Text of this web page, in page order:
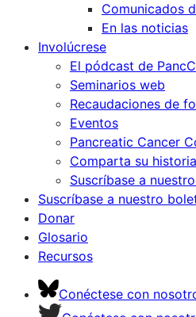
Comunicados
En las noticias
Involúcrese
El pódcast de
Seminarios web
Recaudaciones de
Eventos
Pancreatic Cancer
Comparta su historia
Suscríbase a
Suscríbase a nuestro
Donar
Glosario
Recursos
Conéctese con